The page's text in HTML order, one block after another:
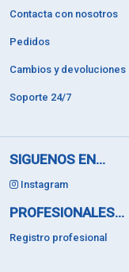
Contacta con nosotros
Pedidos
Cambios y devoluciones
Soporte 24/7
SIGUENOS EN...
Instagram
PROFESIONALES...
Registro profesional